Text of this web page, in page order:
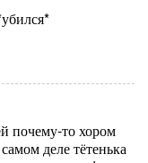
почему-то хором
деле тётенька